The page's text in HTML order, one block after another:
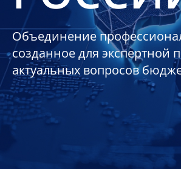
Объединение
созданное для
актуальных вопросов